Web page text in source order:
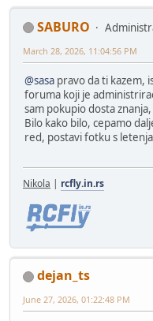
SABURO
March 28, 2026, 11:04:56 PM
@sasa pravo da ti kazem,
foruma koji je
sam pokupio dosta
Bilo kako bilo, cepamo
red, postavi fotku s letenja
Nikola | rcfly.in.rs
dejan_ts
June 27, 2026, 01:22:48 PM